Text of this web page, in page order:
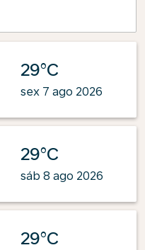
29°C
sex 7 ago 2026
29°C
sáb 8 ago 2026
29°C